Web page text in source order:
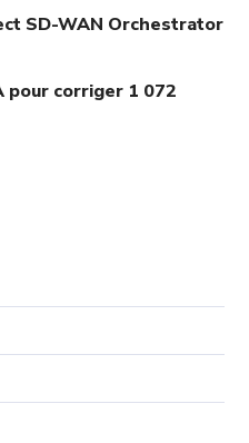
SD-WAN Orchestrator
pour corriger 1 072